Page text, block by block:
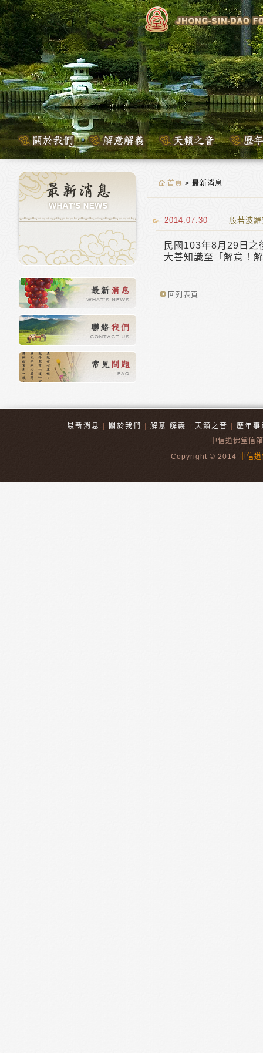
首頁 > 最新消息
2014.07.30 般若波
民國103年8月29日之
大善知識至「解意！
回列表頁
最新消息 關於我們 |解意 解義 |天籟之音 |歷年事
中信道佛堂信
Copyright © 2014 中信